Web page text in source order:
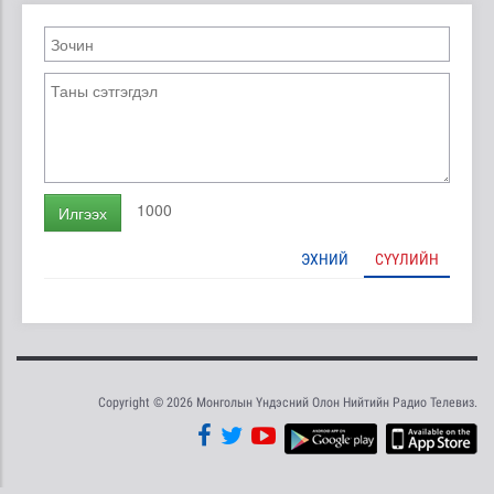
Илгээх 1000
ЭХНИЙ СҮҮЛИЙН
Copyright © 2026 Монголын Үндэсний Олон Нийтийн Радио Телевиз.